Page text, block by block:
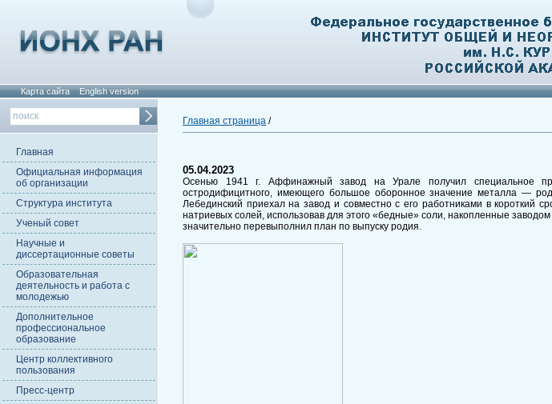
Карта сайта English version
Главная
Официальная информация
об организации
Структура института
Ученый совет
Научные и
диссертационные советы
Образовательная
деятельность и работа с
молодежью
Дополнительное
профессиональное
образование
Центр коллективного
пользования
Пресс-центр
Главная страница /
05.04.2023
Осенью 1941 г. Аффинажный завод на Урале получил специальное
остродифицитного, имеющего большое оборонное значение металла —
Лебединский приехал на завод и совместно с его работниками в короткий
натриевых солей, использовав для этого «бедные» соли, накопленные
значительно перевыполнил план по выпуску родия.